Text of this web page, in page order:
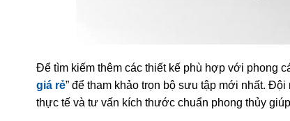
Để tìm kiếm thêm các thiết kế phù hợp với phong
giá rẻ” để tham khảo trọn bộ sưu tập mới nhất.
thực tế và tư vấn kích thước chuẩn phong thủy